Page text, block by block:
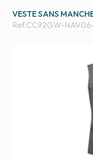
VESTE SANS
Ref.CC92GW-